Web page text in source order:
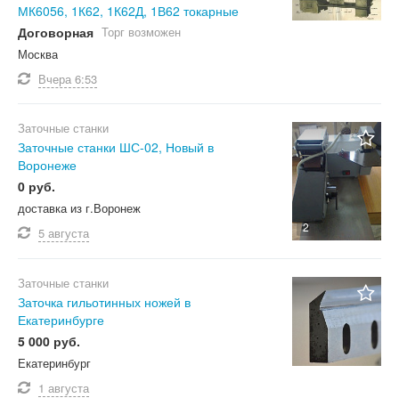
МК6056, 1К62, 1К62Д, 1В62 токарные
Договорная Торг возможен
Москва
Вчера 6:53
2
Заточные станки
Заточные станки ШС-02, Новый в
Воронеже
0 руб.
доставка из г.Воронеж
5 августа
Заточные станки
Заточка гильотинных ножей в
Екатеринбурге
5 000 руб.
Екатеринбург
1 августа